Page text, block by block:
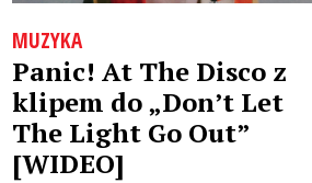
MUZYKA
Panic! At The Disco z
klipem do „Don’t Let
The Light Go Out”
[WIDEO]